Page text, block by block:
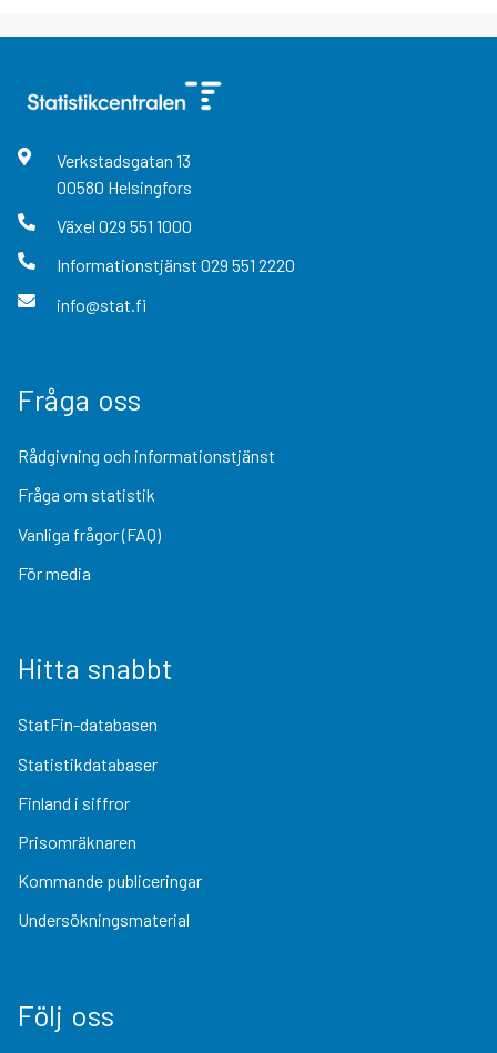
Verkstadsgatan 13
00580 Helsingfors
Växel 029 551 1000
Informationstjänst 029 551 2220
info@stat.fi
Fråga oss
Rådgivning och informationstjänst
Fråga om statistik
Vanliga frågor (FAQ)
För media
Hitta snabbt
StatFin-databasen
Statistikdatabaser
Finland i siffror
Prisomräknaren
Kommande publiceringar
Undersökningsmaterial
Följ oss